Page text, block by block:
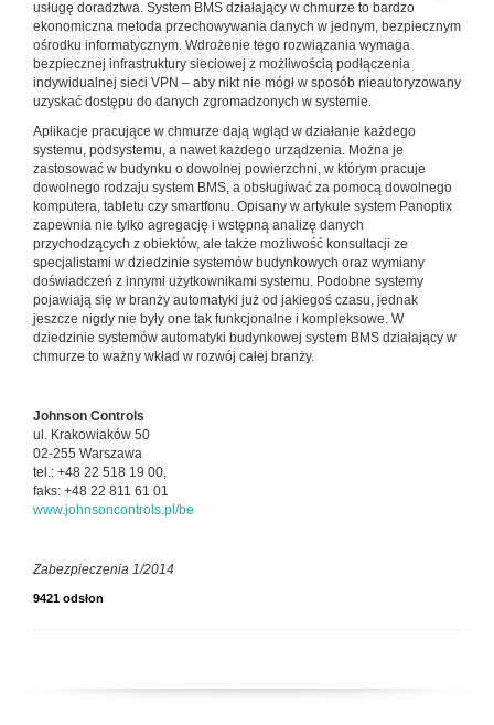
usługę doradztwa. System BMS działający w chmurze to bardzo
ekonomiczna metoda przechowywania danych w jednym, bezpiecznym
ośrodku informatycznym. Wdrożenie tego rozwiązania wymaga
bezpiecznej infrastruktury sieciowej z możliwością podłączenia
indywidualnej sieci VPN – aby nikt nie mógł w sposób nieautoryzowany
uzyskać dostępu do danych zgromadzonych w systemie.
Aplikacje pracujące w chmurze dają wgląd w działanie każdego
systemu, podsystemu, a nawet każdego urządzenia. Można je
zastosować w budynku o dowolnej powierzchni, w którym pracuje
dowolnego rodzaju system BMS, a obsługiwać za pomocą dowolnego
komputera, tabletu czy smartfonu. Opisany w artykule system Panoptix
zapewnia nie tylko agregację i wstępną analizę danych
przychodzących z obiektów, ale także możliwość konsultacji ze
specjalistami w dziedzinie systemów budynkowych oraz wymiany
doświadczeń z innymi użytkownikami systemu. Podobne systemy
pojawiają się w branży automatyki już od jakiegoś czasu, jednak
jeszcze nigdy nie były one tak funkcjonalne i kompleksowe. W
dziedzinie systemów automatyki budynkowej system BMS działający w
chmurze to ważny wkład w rozwój całej branży.
Johnson Controls
ul. Krakowiaków 50
02-255 Warszawa
tel.: +48 22 518 19 00,
faks: +48 22 811 61 01
www.johnsoncontrols.pl/be
Zabezpieczenia 1/2014
9421 odsłon